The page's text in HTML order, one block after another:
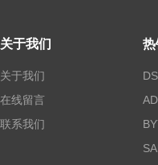
关于我们
关于我们
在线留言
联系我们
热